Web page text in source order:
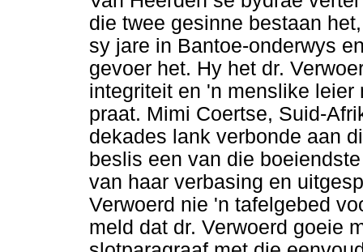
die twee gesinne bestaan
sy jare in Bantoe-onderwys
gevoer het. Hy het dr.
integriteit en 'n menslike
praat. Mimi Coertse, Suid-
dekades lank verbonde aan
beslis een van die
van haar verbasing en
Verwoerd nie 'n tafelgebed
meld dat dr. Verwoerd goeie